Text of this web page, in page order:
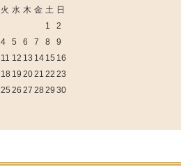
火 水 木 金 土 日
1
2
4 5 6 7 8
9
11 12 13 14 15 16
18 19 2021 22 23
25 26 27 28 29 30